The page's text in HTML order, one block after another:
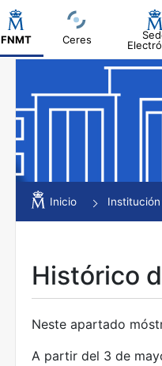
FNMT Ceres
Mostrar/Ocultar
Mostrar/Ocultar
Inicio Institución
Histórico
Neste apartado
A partir del 3 de